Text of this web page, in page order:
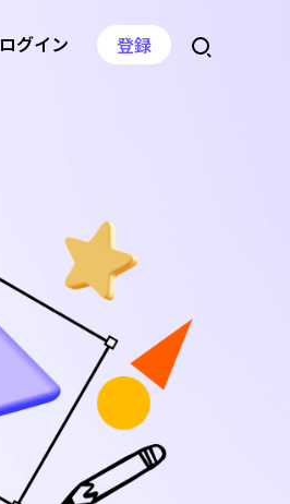
AI背景ジェネレーター
音声圧縮
音声速度の変更
ログイン 登録